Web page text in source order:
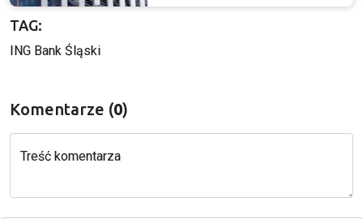
TAG:
ING Bank Śląski
Komentarze (0)
Treść komentarza